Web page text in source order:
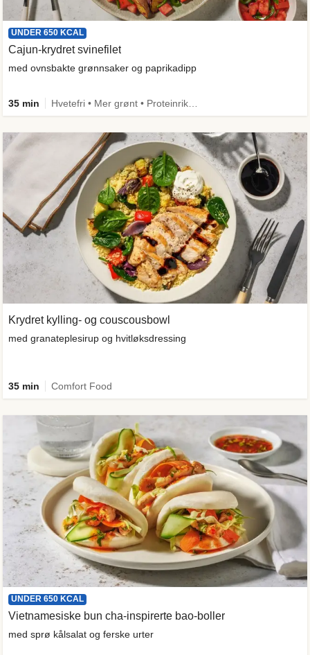
UNDER 650 KCAL
Cajun-krydret svinefilet
med ovnsbakte grønnsaker og paprikadipp
35 min
Krydret kylling- og couscousbowl
med granateplesirup og hvitløksdressing
35 min Comfort Food
UNDER 650 KCAL
Vietnamesiske bun cha-inspirerte bao-boller
med sprø kålsalat og ferske urter